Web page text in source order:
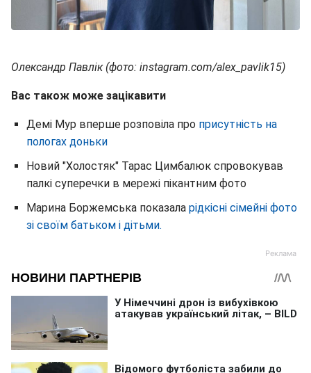
Олександр Павлік (фото: instagram.com/alex_pavlik15)
Вас також може зацікавити
Демі Мур вперше розповіла про присутність на
пологах доньки
Новий "Холостяк" Тарас Цимбалюк спровокував
палкі суперечки в мережі пікантним фото
Марина Боржемська показала рідкісні сімейні фото
зі своїм батьком і дітьми.